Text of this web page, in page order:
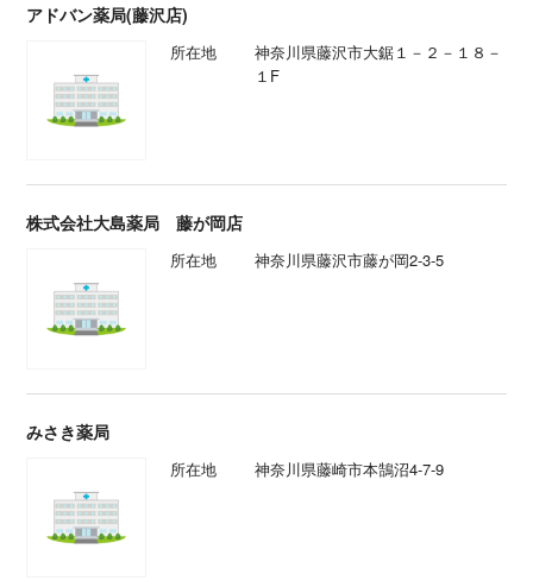
アドバン薬局(藤沢店)
所在地
神奈川県藤沢市大鋸１－２－１８－
１F
株式会社大島薬局 藤が岡店
所在地 神奈川県藤沢市藤が岡2-3-5
みさき薬局
所在地 神奈川県藤崎市本鵠沼4-7-9